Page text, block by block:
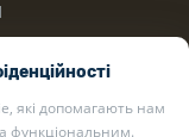
які допомагають нам
функціональним.